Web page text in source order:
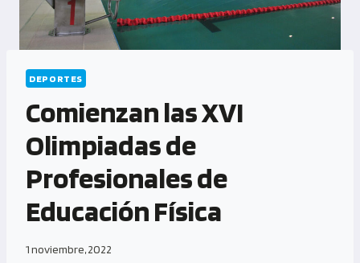
DEPORTES
Comienzan las XVI
Olimpiadas de
Profesionales de
Educación Física
1 noviembre, 2022